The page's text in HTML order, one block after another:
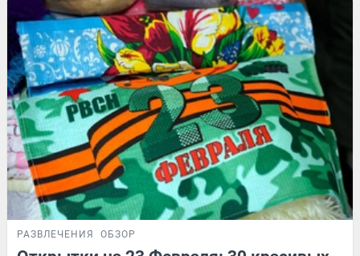
РАЗВЛЕЧЕНИЯ ОБЗОР